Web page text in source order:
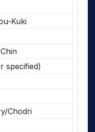
Kuki
specified)
Chodri